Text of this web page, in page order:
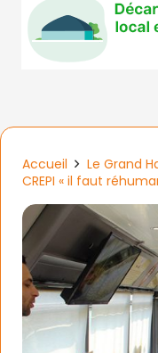
Accueil
Le Grand
CREPI « il faut